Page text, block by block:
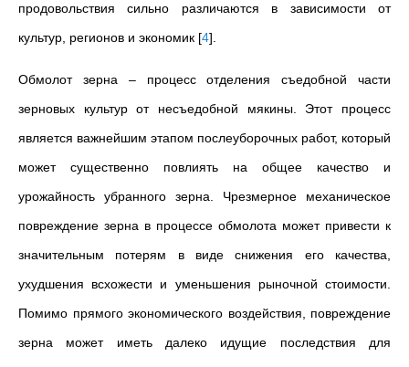
продовольствия сильно различаются в зависимости от
культур, регионов и экономик [4]
Обмолот зерна – процесс отделения съедобной части
зерновых культур от несъедобной мякины. Этот процесс
является важнейшим этапом послеуборочных работ, который
может существенно повлиять на общее качество и
урожайность убранного зерна. Чрезмерное механическое
повреждение зерна в процессе обмолота может привести к
значительным потерям в виде снижения его качества,
ухудшения всхожести и уменьшения рыночной стоимости.
Помимо прямого экономического воздействия, повреждение
зерна может иметь далеко идущие последствия для